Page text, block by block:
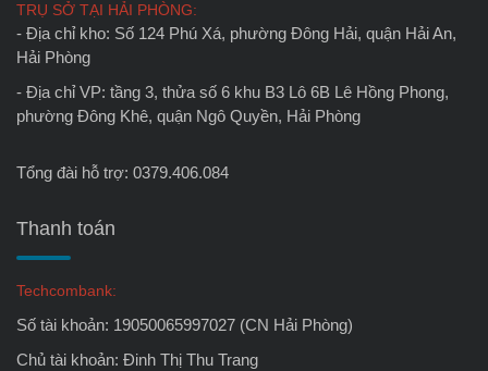
TRỤ SỞ TẠI HẢI PHÒNG:
- Địa chỉ kho: Số 124 Phú Xá, phường Đông Hải, quận Hải An,
Hải Phòng
- Địa chỉ VP: tầng 3, thửa số 6 khu B3 Lô 6B Lê Hồng Phong,
phường Đông Khê, quận Ngô Quyền, Hải Phòng
Tổng đài hỗ trợ: 0379.406.084
Thanh toán
Techcombank:
Số tài khoản: 19050065997027 (CN Hải Phòng)
Chủ tài khoản: Đinh Thị Thu Trang